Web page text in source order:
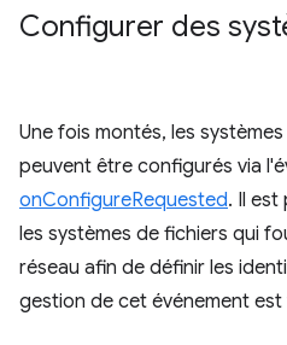
Configurer des
Une fois montés, les
peuvent être configurés via
onConfigureRequested. Il est
les systèmes de fichiers qui
réseau afin de définir les
gestion de cet événement